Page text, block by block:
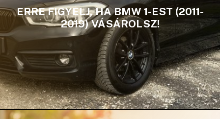
ERRE FIGYELJ, HA BMW 1-EST (2011-
2019) VÁSÁROLSZ!